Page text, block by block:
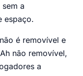
sem a
espaço.
é removível e
não removível,
a